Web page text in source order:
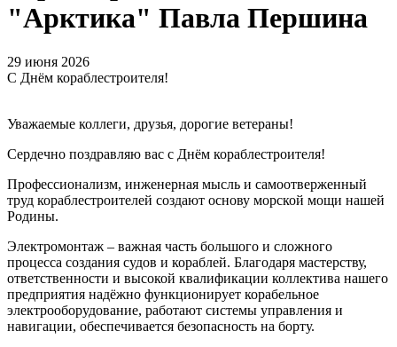
"Арктика" Павла Першина
29 июня 2026
С Днём кораблестроителя!
Уважаемые коллеги, друзья, дорогие ветераны!
Сердечно поздравляю вас с Днём кораблестроителя!
Профессионализм, инженерная мысль и самоотверженный
труд кораблестроителей создают основу морской мощи нашей
Родины.
Электромонтаж – важная часть большого и сложного
процесса создания судов и кораблей. Благодаря мастерству,
ответственности и высокой квалификации коллектива нашего
предприятия надёжно функционирует корабельное
электрооборудование, работают системы управления и
навигации, обеспечивается безопасность на борту.